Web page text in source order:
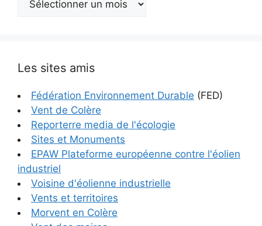
Les sites amis
Fédération Environnement Durable (FED)
Vent de Colère
Reporterre media de l'écologie
Sites et Monuments
EPAW Plateforme européenne contre l'éolien
industriel
Voisine d'éolienne industrielle
Vents et territoires
Morvent en Colère